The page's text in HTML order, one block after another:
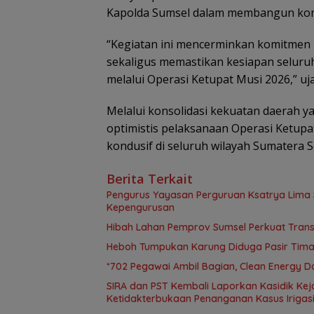
Kapolda Sumsel dalam membangun
“Kegiatan ini mencerminkan
sekaligus memastikan kesiapan
melalui Operasi Ketupat Musi 2026,”
Melalui konsolidasi kekuatan daerah
optimistis pelaksanaan Operasi
kondusif di seluruh wilayah Sumatera
Berita Terkait
Pengurus Yayasan Perguruan Ksatrya
Kepengurusan
Hibah Lahan Pemprov Sumsel Perkuat
Heboh Tumpukan Karung Diduga Pasir
*702 Pegawai Ambil Bagian, Clean Energy
SIRA dan PST Kembali Laporkan Kasidik
Ketidakterbukaan Penanganan Kasus